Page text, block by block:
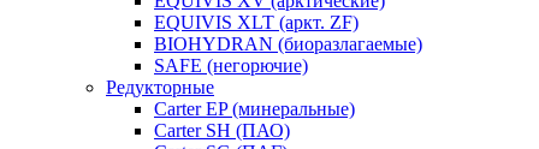
EQUIVIS XLT (аркт. ZF)
BIOHYDRAN (биоразлагаемые)
SAFE (негорючие)
Редукторные
Carter EP (минеральные)
Carter SH (ПАО)